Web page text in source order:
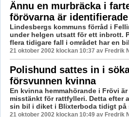
Ännu en murbräcka i
förövarna är identifierade
Lindesbergs kommuns förråd i
under helgen utsatt för ett inbrott.
flera tidigare fall i området har en
21 oktober 2002 klockan 10:37 av Fredrik
Polishund sattes in i
försvunnen kvinna
En kvinna hemmahörande i Frövi
misstänkt för rattfylleri. Detta efter
sin bil i diket i Blixterboda tidigt på
21 oktober 2002 klockan 10:49 av Fredrik